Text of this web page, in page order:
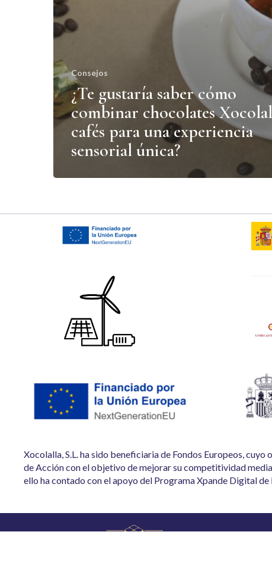
Consejos
¿Te gustaría saber cómo
combinar chocolates
cafés para una experiencia
sensorial única?
Xocolalla, S.L. ha sido beneficiaria de Fondos Europeos,
de Acción con el objetivo de mejorar su competitividad
ello ha contado con el apoyo del Programa Xpande Digital